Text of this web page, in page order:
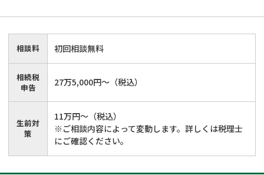
相談料 初回相談無料
相続税
申告
27万5,000円～（税込）
生前対
策
11万円～（税込）
※ご相談内容によって変動します。詳しくは税理士
にご確認ください。